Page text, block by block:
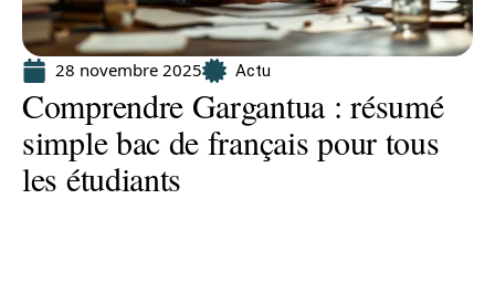
28 novembre 2025 Actu
Comprendre Gargantua : résumé
simple bac de français pour tous
les étudiants